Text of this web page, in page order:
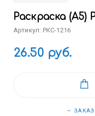
Раскраска (А5)
Артикул: РКС-1216
26.50 руб.
—